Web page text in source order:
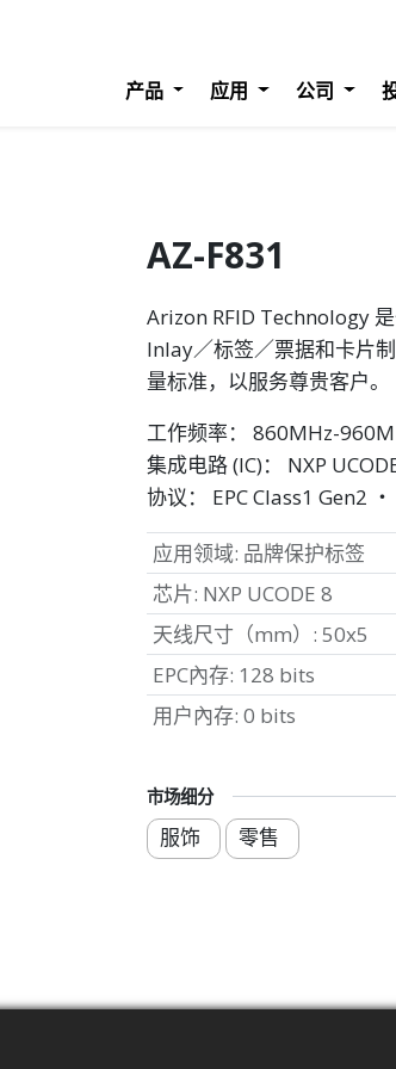
产品 应用 公司
AZ-F831
Arizon RFID Technology
Inlay／标签／票据和卡片
量标准，以服务尊贵客户。
工作频率： 860MHz-
集成电路 (IC)： NXP
协议： EPC Class1 Gen2
市场细分
服饰 零售
应用领域: 品牌保护标签
芯片: NXP UCODE 8
天线尺寸（mm） : 50x5
EPC內存: 128 bits
用户內存: 0 bits